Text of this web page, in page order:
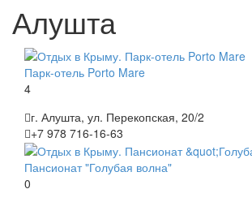
Алушта
Парк-отель Porto Mare
4
г. Алушта, ул. Перекопская, 20/2
+7 978 716-16-63
Пансионат "Голубая волна"
0